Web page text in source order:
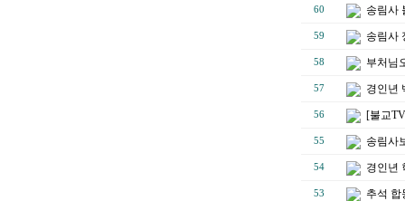
60 송림사
59 송림사
58 부처님
57 경인년
56 [불교
55 송림사
54 경인년
53 추석 합